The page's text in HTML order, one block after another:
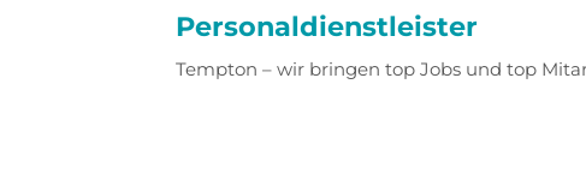
Personaldienstleister
Tempton – wir bringen top Jobs und top